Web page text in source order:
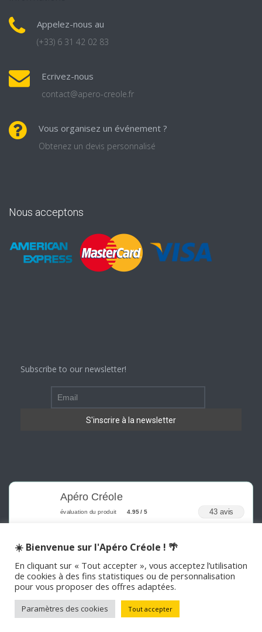
Appelez-nous au
(+33) 6 31 42 02 83
Ecrivez-nous
contact@apero-creole.fr
Vous organisez un événement ?
Obtenez un devis personnalisé
Nous acceptons
Subscribe to our newsletter!
Apéro Créole
évaluation du produit 4.95 / 5 43 avis
©2026 APERO CREOLE . Tous les droits sont réservés
☀️ Bienvenue sur l'Apéro Créole ! 🌴
En cliquant sur « Tout accepter », vous acceptez l’utilisation
de cookies à des fins statistiques ou de personnalisation
pour vous proposer des offres adaptées.
Paramètres des cookies Tout accepter